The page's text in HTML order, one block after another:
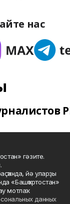
нас
гәзите.
йә уларҙы
«Башҡортостан»
мотлаҡ.
данных